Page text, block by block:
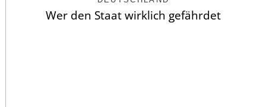
Wer den Staat wirklich gefährdet